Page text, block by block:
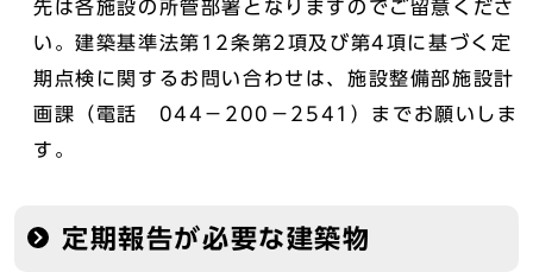
先は各施設の所管部署となりますのでご留意くださ
い。建築基準法第12条第2項及び第4項に基づく定
期点検に関するお問い合わせは、施設整備部施設計
画課（電話 044－200－2541）までお願いしま
す。
定期報告が必要な建築物